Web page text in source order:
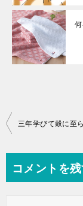
投
ビ
三年学びて穀に至
コメントを